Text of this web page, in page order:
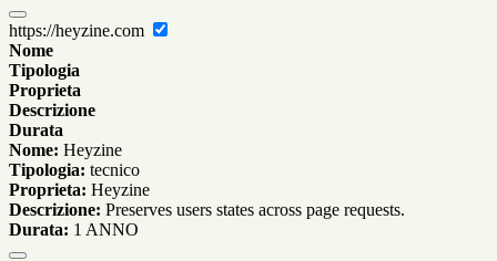
https://heyzine.com
Nome
Tipologia
Proprieta
Descrizione
Durata
Nome: Heyzine
Tipologia: tecnico
Proprieta: Heyzine
Descrizione: Preserves users states across page requests.
Durata: 1 ANNO